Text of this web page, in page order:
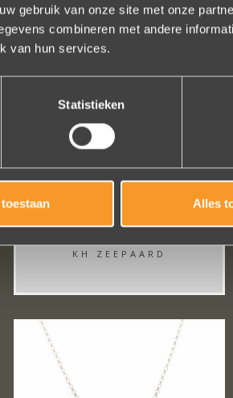
gebruik van onze site met onze
combineren met andere
van hun services.
Statistieken
Alles
FROM
€ 35,-
KH ZEEPAARD